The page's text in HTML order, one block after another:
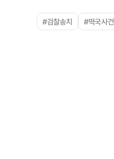
#검찰송치 #떡국사건